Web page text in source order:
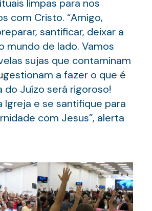
limpas para nos
com Cristo. “Amigo,
santificar, deixar a
mundo de lado. Vamos
sujas que contaminam
a fazer o que é
do Juízo será rigoroso!
Igreja e se santifique para
com Jesus”, alerta